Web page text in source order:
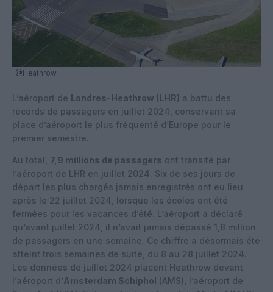
@Heathrow
L’aéroport de Londres-Heathrow (LHR) a battu des
records de passagers en juillet 2024, conservant sa
place d’aéroport le plus fréquenté d’Europe pour le
premier semestre.
Au total, 7,9 millions de passagers ont transité par
l’aéroport de LHR en juillet 2024. Six de ses jours de
départ les plus chargés jamais enregistrés ont eu lieu
après le 22 juillet 2024, lorsque les écoles ont été
fermées pour les vacances d’été. L’aéroport a déclaré
qu’avant juillet 2024, il n’avait jamais dépassé 1,8 million
de passagers en une semaine. Ce chiffre a désormais été
atteint trois semaines de suite, du 8 au 28 juillet 2024.
Les données de juillet 2024 placent Heathrow devant
l’aéroport d’Amsterdam Schiphol (AMS), l’aéroport de